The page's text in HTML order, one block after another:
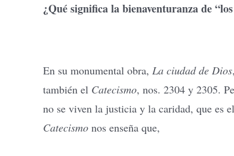
¿Qué significa la bienaventuranza de
En su monumental obra, La ciudad de Dios
también el Catecismo, nos. 2304 y 2305.
no se viven la justicia y la caridad, que es
Catecismo nos enseña que,